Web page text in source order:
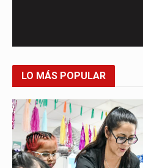
LO MÁS POPULAR